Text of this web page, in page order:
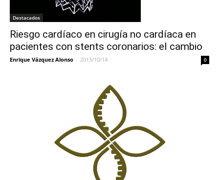
Destacados
Riesgo cardíaco en cirugía no cardíaca en
pacientes con stents coronarios: el cambio
Enrique Vázquez Alonso - 2013/10/14 0